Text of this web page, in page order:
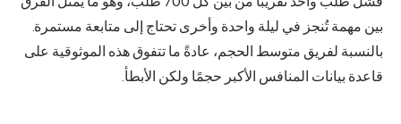
بين مهمة تُنجز في ليلة واحدة وأخرى تحتاج إلى متابعة مستمرة.
بالنسبة لفريق متوسط الحجم، عادةً ما تتفوق هذه الموثوقية على
قاعدة بيانات المنافس الأكبر حجمًا ولكن الأبطأ.